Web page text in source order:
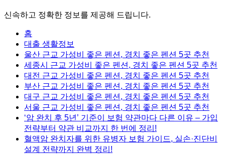
신속하고 정확한 정보를 제공해 드립니다.
홈
대출 생활정보
울산 근교 가성비 좋은 펜션, 경치 좋은 펜션 5곳 추천
세종시 근교 가성비 좋은 펜션, 경치 좋은 펜션 5곳 추천
대전 근교 가성비 좋은 펜션, 경치 좋은 펜션 5곳 추천
부산 근교 가성비 좋은 펜션, 경치 좋은 펜션 5곳 추천
대구 근교 가성비 좋은 펜션, 경치 좋은 펜션 5곳 추천
서울 근교 가성비 좋은 펜션, 경치 좋은 펜션 5곳 추천
‘암 완치 후 5년’ 기준이 보험 약관마다 다른 이유 – 가입
전략부터 약관 비교까지 한 번에 정리!
혈액암 완치자를 위한 유병자 보험 가이드, 실손·진단비
설계 전략까지 완벽 정리!